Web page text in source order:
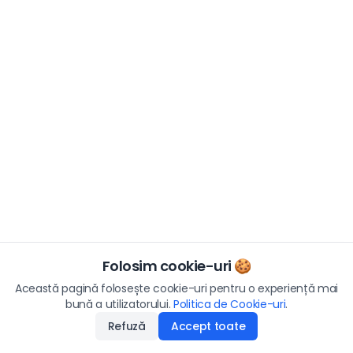
Folosim cookie-uri 🍪
Această pagină folosește cookie-uri pentru o experiență mai
bună a utilizatorului. Politica de Cookie-uri.
Refuză
Accept toate